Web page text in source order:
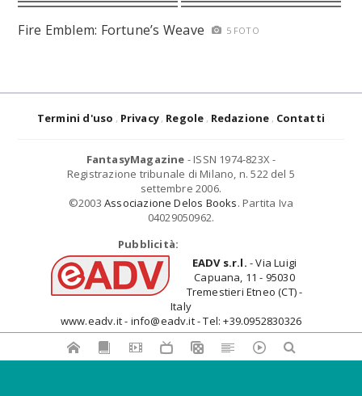
Fire Emblem: Fortune’s Weave 5 FOTO
Termini d'uso Privacy Regole Redazione Contatti
FantasyMagazine - ISSN 1974-823X -
Registrazione tribunale di Milano, n. 522 del 5
settembre 2006.
©2003 Associazione Delos Books. Partita Iva
04029050962.
Pubblicità:
EADV s.r.l. - Via Luigi
Capuana, 11 - 95030
Tremestieri Etneo (CT) -
Italy
www.eadv.it - info@eadv.it - Tel: +39.0952830326